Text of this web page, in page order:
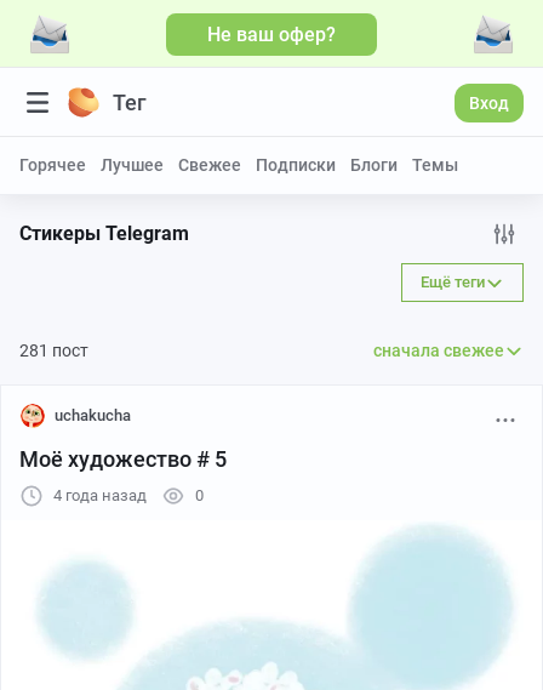
Не ваш офер?
Тег Вход
Горячее Лучшее Свежее Подписки Блоги Темы
Стикеры Telegram
Ещё теги
281 пост сначала свежее
uchakucha
Моё художество # 5
4 года назад 0